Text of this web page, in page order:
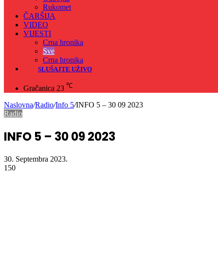
Rukomet
ČARŠIJA
VIDEO
VIJESTI
Crna hronika
Sve
Crna hronika
SLUŠAJTE UŽIVO
Gračanica 23 ℃
Naslovna/Radio/Info 5/INFO 5 – 30 09 2023
Radio
INFO 5 – 30 09 2023
30. Septembra 2023.
150